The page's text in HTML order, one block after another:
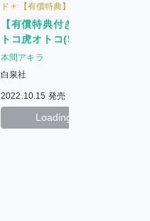
ド + 【有償特典】限定A5ア
クリルプレート
【有償特典付き】兎オ
トコ虎オトコ(5) + 全巻
収納BOX付セット
本間アキラ
白泉社
2022.10.15 発売
Loading...